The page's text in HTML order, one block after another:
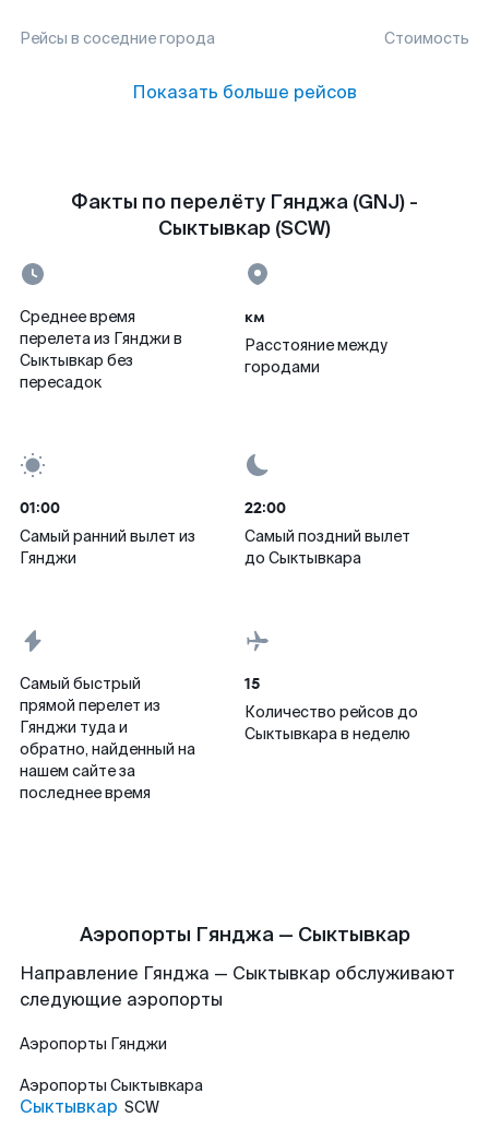
Рейсы в соседние города Стоимость
Показать больше рейсов
Факты по перелёту Гянджа (GNJ) -
Сыктывкар (SCW)
Среднее время
перелета из Гянджи в
Сыктывкар без
пересадок
км
Расстояние между
городами
01:00
Самый ранний вылет из
Гянджи
22:00
Самый поздний вылет
до Сыктывкара
Самый быстрый
прямой перелет из
Гянджи туда и
обратно, найденный на
нашем сайте за
последнее время
15
Количество рейсов до
Сыктывкара в неделю
Аэропорты Гянджа — Сыктывкар
Направление Гянджа — Сыктывкар обслуживают
следующие аэропорты
Аэропорты Гянджи
Аэропорты Сыктывкара
Сыктывкар SCW